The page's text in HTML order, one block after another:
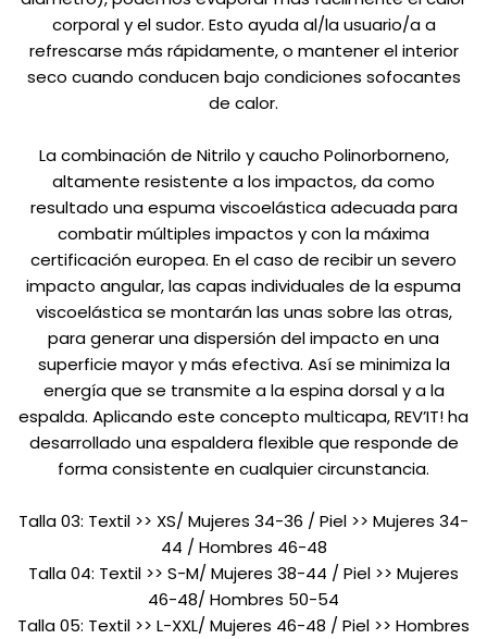
corporal y el sudor. Esto ayuda al/la usuario/a a
refrescarse más rápidamente, o mantener el interior
seco cuando conducen bajo condiciones sofocantes
de calor.
La combinación de Nitrilo y caucho Polinorborneno,
altamente resistente a los impactos, da como
resultado una espuma viscoelástica adecuada para
combatir múltiples impactos y con la máxima
certificación europea. En el caso de recibir un severo
impacto angular, las capas individuales de la espuma
viscoelástica se montarán las unas sobre las otras,
para generar una dispersión del impacto en una
superficie mayor y más efectiva. Así se minimiza la
energía que se transmite a la espina dorsal y a la
espalda. Aplicando este concepto multicapa, REV’IT! ha
desarrollado una espaldera flexible que responde de
forma consistente en cualquier circunstancia.
Talla 03: Textil >> XS/ Mujeres 34-36 / Piel >> Mujeres 34-
44 / Hombres 46-48
Talla 04: Textil >> S-M/ Mujeres 38-44 / Piel >> Mujeres
46-48/ Hombres 50-54
Talla 05: Textil >> L-XXL/ Mujeres 46-48 / Piel >> Hombres